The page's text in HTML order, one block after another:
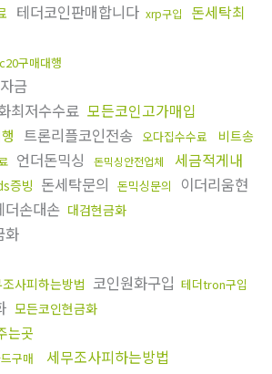
테더코인판매합니다 xrp구입
돈세탁최
구매대행
금
최저수수료 모든코인고가매입
트론리플코인전송 오다집수수료
비트송
언더돈믹싱 돈믹싱안전업체
세금적게내
증빙 돈세탁문의 돈믹싱문의
이더리움현
더손대손 대검현금화
화
사피하는방법 코인원화구입 테더tron구입
모든코인현금화
는곳
구매 세무조사피하는방법